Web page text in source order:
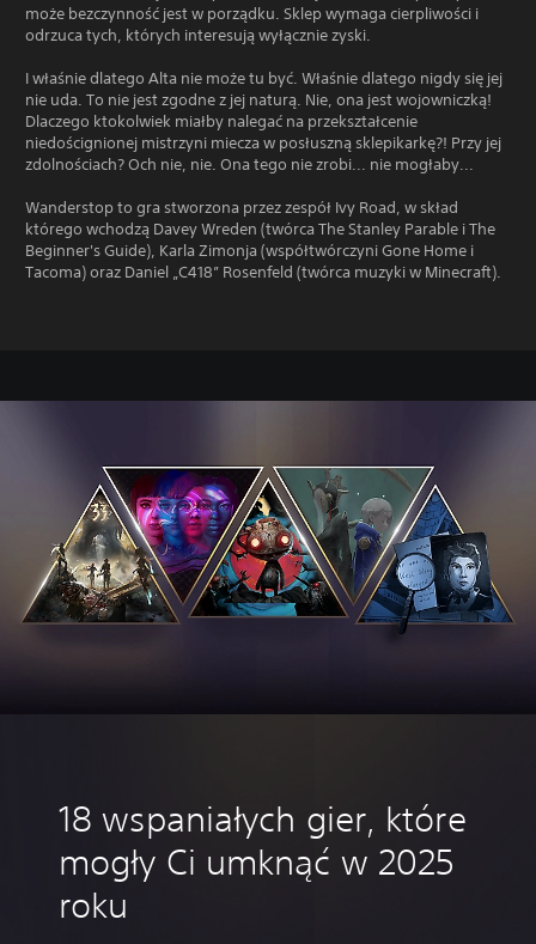
może bezczynność jest w porządku. Sklep wymaga cierpliwości i
odrzuca tych, których interesują wyłącznie zyski.
I właśnie dlatego Alta nie może tu być. Właśnie dlatego nigdy się jej
nie uda. To nie jest zgodne z jej naturą. Nie, ona jest wojowniczką!
Dlaczego ktokolwiek miałby nalegać na przekształcenie
niedoścignionej mistrzyni miecza w posłuszną sklepikarkę?! Przy jej
zdolnościach? Och nie, nie. Ona tego nie zrobi... nie mogłaby...
Wanderstop to gra stworzona przez zespół Ivy Road, w skład
którego wchodzą Davey Wreden (twórca The Stanley Parable i The
Beginner's Guide), Karla Zimonja (współtwórczyni Gone Home i
Tacoma) oraz Daniel „C418” Rosenfeld (twórca muzyki w Minecraft).
18 wspaniałych gier, które
mogły Ci umknąć w 2025
roku